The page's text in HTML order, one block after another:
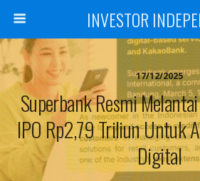
INVESTOR
17/12/2025
Superbank Resmi
IPO Rp2,79 Triliun Untuk
Digital